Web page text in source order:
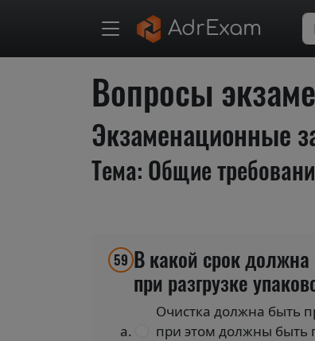
AdrExam
Вопросы
Экзаменационные
Тема: Общие
59 В какой срок должна
при разгрузке
Очистка должна быть
при этом должны быть